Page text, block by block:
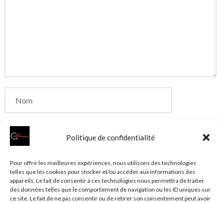
Politique de confidentialité
Pour offrir les meilleures expériences, nous utilisons des technologies
telles que les cookies pour stocker et/ou accéder aux informations des
appareils. Le fait de consentir à ces technologies nous permettra de traiter
des données telles que le comportement de navigation ou les ID uniques sur
ce site. Le fait de ne pas consentir ou de retirer son consentement peut avoir
Enregistrer mon nom, mon e-mail et mon site dans
le navigateur pour mon prochain commentaire.